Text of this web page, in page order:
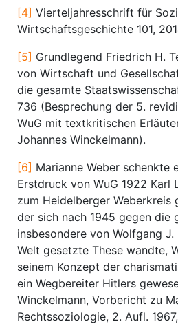
[4] Vierteljahresschrift für
Wirtschaftsgeschichte 101,
[5] Grundlegend Friedrich H.
von Wirtschaft und
die gesamte
736 (Besprechung der 5.
WuG mit textkritischen
Johannes Winckelmann).
[6] Marianne Weber schenkte
Erstdruck von WuG 1922 Karl
zum Heidelberger Weberkreis
der sich nach 1945 gegen die
insbesondere von Wolfgang
Welt gesetzte These wandte,
seinem Konzept der
ein Wegbereiter Hitlers
Winckelmann, Vorbericht zu
Rechtssoziologie, 2. Aufl.